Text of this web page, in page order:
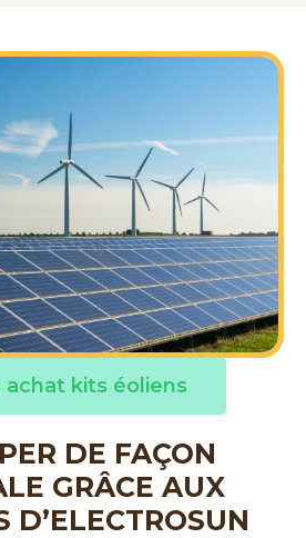
achat kits éoliens
DE FAÇON
GRÂCE AUX
D’ELECTROSUN